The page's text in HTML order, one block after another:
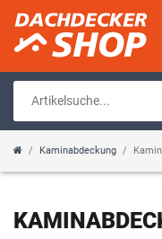
Kaminabdeckung
FILTER
P
R
E
R